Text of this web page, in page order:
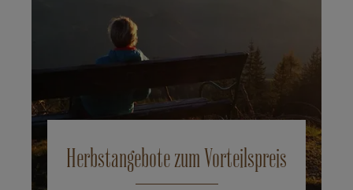
Herbstangebote zum Vorteilspreis